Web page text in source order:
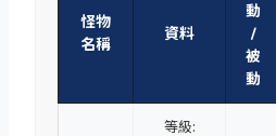
怪物
名稱
資料
動
/
被
動
等級: